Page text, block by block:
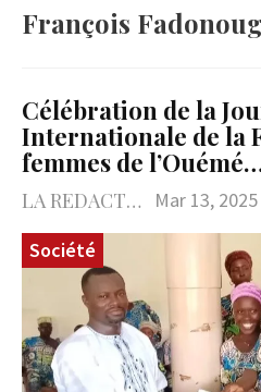
François
Célébration de la
Internationale de la
femmes de
LA REDACTION Mar 13, 2025
Société